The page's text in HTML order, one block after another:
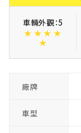
車輛外觀：5
★ ★ ★ ★
★
廠牌
車型